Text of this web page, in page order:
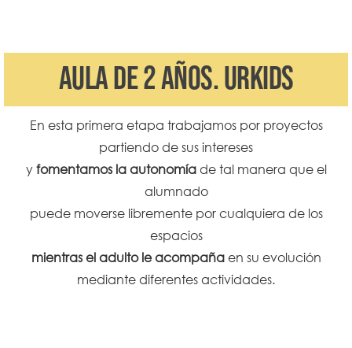
AULA DE 2 AÑOS. URKIDS
En esta primera etapa trabajamos por proyectos
partiendo de sus intereses
yfomentamos la autonomíade tal manera que el
alumnado
puede moverse libremente por cualquiera de los
espacios
mientras el adulto le acompañaen su evolución
mediante diferentes actividades.